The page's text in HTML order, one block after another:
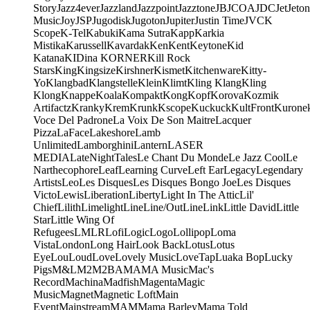
StoryJazz4everJazzlandJazzpointJazztoneJBJCOAJDCJetJeton
MusicJoyJSPJugodiskJugotonJupiterJustin TimeJVCK
ScopeK-TelKabukiKama SutraKappKarkia
MistikaKarussellKavardakKenKentKeytoneKid
KatanaKIDina KORNERKill Rock
StarsKingKingsizeKirshnerKismetKitchenwareKitty-
YoKlangbadKlangstelleKleinKlimtKling KlangKling
KlongKnappeKoalaKompaktKongKopfKorovaKozmik
ArtifactzKrankyKremKrunkKscopeKuckuckKultFront
Voce Del PadroneLa Voix De Son MaitreLacquer
PizzaLaFaceLakeshoreLamb
UnlimitedLamborghiniLanternLASER
MEDIALateNightTalesLe Chant Du MondeLe Jazz CoolLe
NarthecophoreLeafLearning CurveLeft EarLegacyLegendary
ArtistsLeoLes DisquesLes Disques Bongo JoeLes Disques
VictoLewisLiberationLibertyLight In The AtticLil'
ChiefLilithLimelightLineLine/OutLineLinkLittle DavidLittle
StarLittle Wing Of
RefugeesLMLRLofiLogicLogoLollipopLoma
VistaLondonLong HairLook BackLotusLotus
EyeLouLoudLoveLovely MusicLoveTapLuaka BopLucky
PigsM&LM2M2BAMAMA MusicMac's
RecordMachinaMadfishMagentaMagic
MusicMagnetMagnetic LoftMain
EventMainstreamMAMMama BarleyMama Told